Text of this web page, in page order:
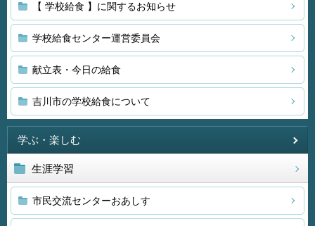
【 学校給食 】に関するお知らせ
学校給食センター運営委員会
献立表・今日の給食
吉川市の学校給食について
学ぶ・楽しむ
生涯学習
市民交流センターおあしす